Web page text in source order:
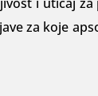
za koje